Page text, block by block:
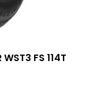
FS 114T